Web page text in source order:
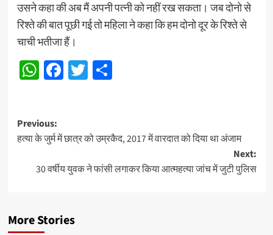
उसने कहा की अब मैं अपनी पत्नी को नहीं रख सकता। जब दोनो से
रिश्ते की बात पूछी गई तो महिला ने कहा कि हम दोनो दूर के रिश्ते से
चाची भतीजा हैं।
WhatsApp
Facebook
Twitter
Share
Post
navigation
Previous:
हत्या के जुर्म में छात्र को उम्रकैद, 2017 में वारदात को दिया था अंजाम
Next:
30 वर्षीय युवक ने फांसी लगाकर किया आत्महत्या जांच में जुटी पुलिस
More Stories